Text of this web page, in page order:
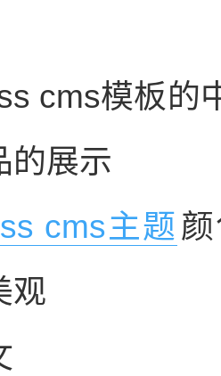
cms模板的
的展示
cms主题
观